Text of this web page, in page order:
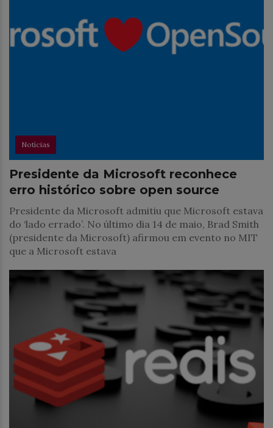
Notícias
Presidente da Microsoft reconhece
erro histórico sobre open source
Presidente da Microsoft admitiu que Microsoft estava
do ‘lado errado’. No último dia 14 de maio, Brad Smith
(presidente da Microsoft) afirmou em evento no MIT
que a Microsoft estava